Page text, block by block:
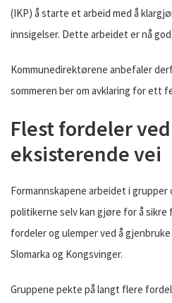
(IKP) å starte et arbeid med å
innsigelser. Dette arbeidet er nå
Kommunedirektørene anbefaler
sommeren ber om avklaring for ett
Flest fordeler
eksisterende vei
Formannskapene arbeidet i
politikerne selv kan gjøre for å
fordeler og ulemper ved å
Slomarka og Kongsvinger.
Gruppene pekte på langt flere